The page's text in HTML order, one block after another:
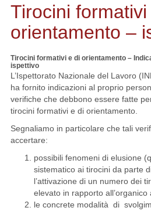
Tirocini formativi
orientamento –
Tirocini formativi e di orientamento –
ispettivo
L’Ispettorato Nazionale del Lavoro
ha fornito indicazioni al proprio
verifiche che debbono essere fatte
tirocini formativi e di orientamento.
Segnaliamo in particolare che tali
accertare:
possibili fenomeni di elusione
sistematico ai tirocini da parte
l’attivazione di un numero dei
elevato in rapporto all’organico
le concrete modalità di